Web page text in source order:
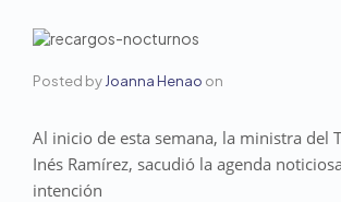
Posted by Joanna Henao on
Al inicio de esta semana, la ministra del
Inés Ramírez, sacudió la agenda
intención